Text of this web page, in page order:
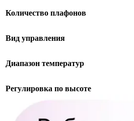
Количество плафонов
Вид управления
Диапазон температур
Регулировка по высоте